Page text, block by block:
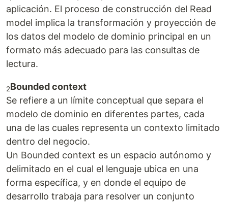
aplicación. El proceso de construcción del Read
model implica la transformación y proyección de
los datos del modelo de dominio principal en un
formato más adecuado para las consultas de
lectura.
2Bounded context
Se refiere a un límite conceptual que separa el
modelo de dominio en diferentes partes, cada
una de las cuales representa un contexto limitado
dentro del negocio.
Un Bounded context es un espacio autónomo y
delimitado en el cual el lenguaje ubica en una
forma específica, y en donde el equipo de
desarrollo trabaja para resolver un conjunto